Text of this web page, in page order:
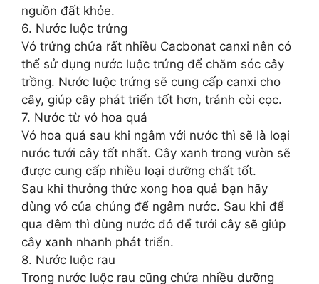
nguồn đất khỏe.
6. Nước luộc trứng
Vỏ trứng chửa rất nhiều Cacbonat canxi nên có
thể sử dụng nước luộc trứng để chăm sóc cây
trồng. Nước luộc trứng sẽ cung cấp canxi cho
cây, giúp cây phát triển tốt hơn, tránh còi cọc.
7. Nước từ vỏ hoa quả
Vỏ hoa quả sau khi ngâm với nước thì sẽ là loại
nước tưới cây tốt nhất. Cây xanh trong vườn sẽ
được cung cấp nhiều loại dưỡng chất tốt.
Sau khi thưởng thức xong hoa quả bạn hãy
dùng vỏ của chúng để ngâm nước. Sau khi để
qua đêm thì dùng nước đó để tưới cây sẽ giúp
cây xanh nhanh phát triển.
8. Nước luộc rau
Trong nước luộc rau cũng chứa nhiều dưỡng